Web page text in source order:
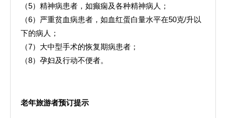
（5）精神病患者，如癫痫及各种精神病人；
（6）严重贫血病患者，如血红蛋白量水平在50克/升以
下的病人；
（7）大中型手术的恢复期病患者；
（8）孕妇及行动不便者。
老年旅游者预订提示